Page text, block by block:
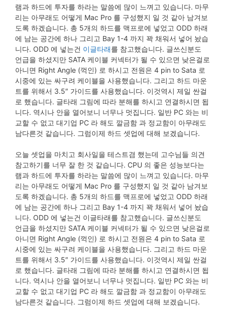
램과 하드에 투자를 하라는 말씀에 많이 느껴고 있습니다. 마무
리는 아무래도 어떻게 Mac Pro 를 구성했지 일 것 같아 남겨보
도록 하겠습니다. 총 5개의 하드를 맥프로에 넣었고 ODD 하래
에 남는 공간에 하나 그리고 Bay 1-4 까지 꽉 채워서 넣어 놨습
니다. ODD 에 넣는건 이글타래를 참고했습니다. 글쓰신분도
언급을 하셨지만 SATA 케이블 커넥터가 될 수 있으면 낮은걸로
아니면 Right Angle (꺽인) 로 하시고 전원은 4 pin to Sata 로
시중에 있는 싸구려 케이블을 사용했습니다. 그리고 하드 마운
트를 위해서 3.5″ 가이드를 사용했습니다. 이것역시 제일 싼걸
로 했습니다. 글타래 그림에 따라 분해를 하시고 연결하시면 됩
니다. 역시나 안을 열어보니 너무나 멋집니다. 일반 PC 와는 비
교할 수 없고 대기업 PC 라 해도 깔금함 과 정교함이 아무래도
남다른것 같습니다. 그럼이제 하드 셋업에 대해 보겠습니다.
오늘 셋업을 마치고 회사일을 테스트겸 했는데 고수님들 의견
참고하기를 너무 잘 한 것 같습니다. CPU 의 좋은 성능보다는
램과 하드에 투자를 하라는 말씀에 많이 느껴고 있습니다. 마무
리는 아무래도 어떻게 Mac Pro 를 구성했지 일 것 같아 남겨보
도록 하겠습니다. 총 5개의 하드를 맥프로에 넣었고 ODD 하래
에 남는 공간에 하나 그리고 Bay 1-4 까지 꽉 채워서 넣어 놨습
니다. ODD 에 넣는건 이글타래를 참고했습니다. 글쓰신분도
언급을 하셨지만 SATA 케이블 커넥터가 될 수 있으면 낮은걸로
아니면 Right Angle (꺽인) 로 하시고 전원은 4 pin to Sata 로
시중에 있는 싸구려 케이블을 사용했습니다. 그리고 하드 마운
트를 위해서 3.5″ 가이드를 사용했습니다. 이것역시 제일 싼걸
로 했습니다. 글타래 그림에 따라 분해를 하시고 연결하시면 됩
니다. 역시나 안을 열어보니 너무나 멋집니다. 일반 PC 와는 비
교할 수 없고 대기업 PC 라 해도 깔금함 과 정교함이 아무래도
남다른것 같습니다. 그럼이제 하드 셋업에 대해 보겠습니다.